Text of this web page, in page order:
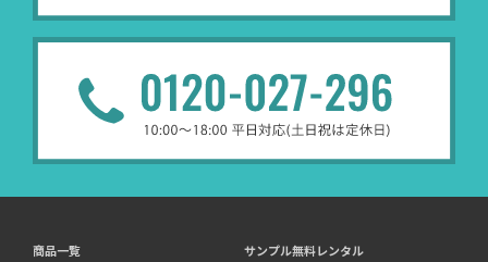
商品一覧 サンプル無料レンタル